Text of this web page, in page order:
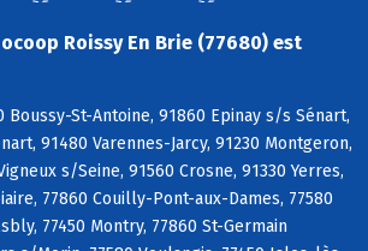
Roissy En Brie (77680) est
Boussy-St-Antoine, 91860 Epinay s/s Sénart,
91480 Varennes-Jarcy, 91230 Montgeron,
s/Seine, 91560 Crosne, 91330 Yerres,
77860 Couilly-Pont-aux-Dames, 77580
77450 Montry, 77860 St-Germain